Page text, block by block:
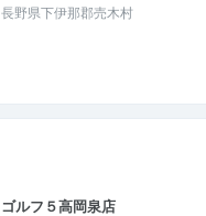
長野県下伊那郡売木村
ゴルフ５高岡泉店